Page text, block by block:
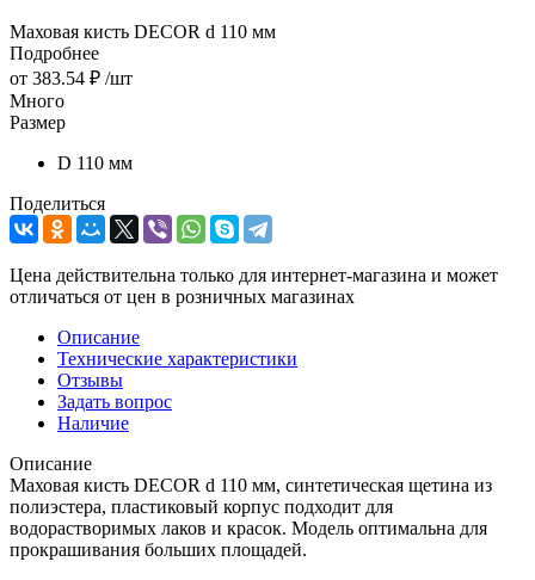
Маховая кисть DECOR d 110 мм
Подробнее
от 383.54 ₽ /шт
Много
Размер
D 110 мм
Поделиться
Цена действительна только для интернет-магазина и может
отличаться от цен в розничных магазинах
Описание
Технические характеристики
Отзывы
Задать вопрос
Наличие
Описание
Маховая кисть DECOR d 110 мм, синтетическая щетина из
полиэстера, пластиковый корпус подходит для
водорастворимых лаков и красок. Модель оптимальна для
прокрашивания больших площадей.